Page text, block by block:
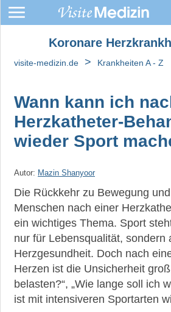
Koronare
visite-medizin.de > Krankheiten A - Z
Wann kann ich
Herzkatheter-
wieder Sport
Autor: Mazin Shanyoor
Die Rückkehr zu Bewegung
Menschen nach einer
ein wichtiges Thema. Sport
nur für Lebensqualität, sondern
Herzgesundheit. Doch nach
Herzen ist die Unsicherheit
belasten?“, „Wie lange soll ich
ist mit intensiveren Sportarten
Koronare
Herzkrankheit
KHK:
Behandlung
Stenosen:
Ursachen,
und
Herzinfarkt
Angina
pectoris
Prinzmetal-
Angina
Myokardbrücke